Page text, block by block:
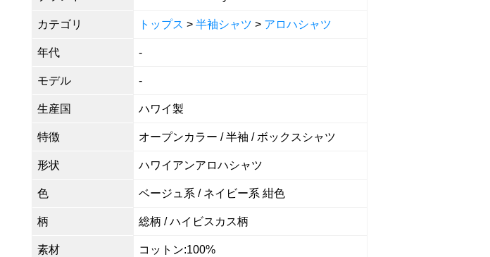
カテゴリ トップス > 半袖シャツ > アロハシャツ
年代 -
モデル -
生産国 ハワイ製
特徴 オープンカラー / 半袖 / ボックスシャツ
形状 ハワイアンアロハシャツ
色 ベージュ系 / ネイビー系 紺色
柄 総柄 / ハイビスカス柄
素材 コットン:100%